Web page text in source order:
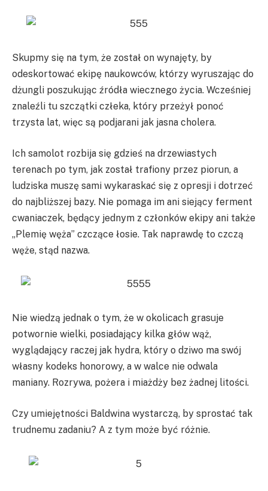
Skupmy się na tym, że został on wynajęty, by
odeskortować ekipę naukowców, którzy wyruszając do
dżungli poszukując źródła wiecznego życia. Wcześniej
znaleźli tu szczątki człeka, który przeżył ponoć
trzysta lat, więc są podjarani jak jasna cholera.
Ich samolot rozbija się gdzieś na drzewiastych
terenach po tym, jak został trafiony przez piorun, a
ludziska muszę sami wykaraskać się z opresji i dotrzeć
do najbliższej bazy. Nie pomaga im ani siejący ferment
cwaniaczek, będący jednym z członków ekipy ani także
„Plemię węża” czczące łosie. Tak naprawdę to czczą
węże, stąd nazwa.
Nie wiedzą jednak o tym, że w okolicach grasuje
potwornie wielki, posiadający kilka głów wąż,
wyglądający raczej jak hydra, który o dziwo ma swój
własny kodeks honorowy, a w walce nie odwala
maniany. Rozrywa, pożera i miażdży bez żadnej litości.
Czy umiejętności Baldwina wystarczą, by sprostać tak
trudnemu zadaniu? A z tym może być różnie.